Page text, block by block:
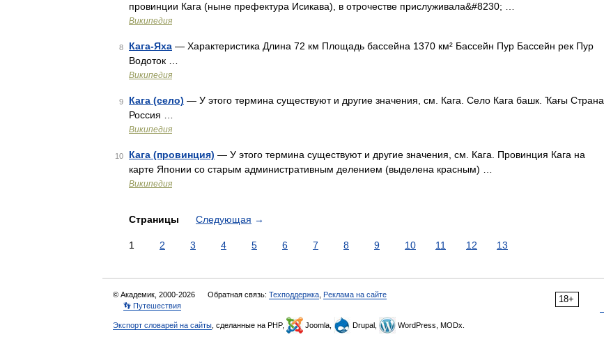
провинции Кага (ныне префектура Исикава), в отрочестве прислуживала&#8230; …
Википедия
8 Кага-Яха — Характеристика Длина 72 км Площадь бассейна 1370 км² Бассейн Пур Бассейн рек Пур
Водоток …
Википедия
9 Кага (село) — У этого термина существуют и другие значения, см. Кага. Село Кага башк. Ҡағы Страна
Россия …
Википедия
10 Кага (провинция) — У этого термина существуют и другие значения, см. Кага. Провинция Кага на
карте Японии со старым административным делением (выделена красным) …
Википедия
Страницы Следующая →
1 2 3 4 5 6 7 8 9 10 11 12 13
18+
© Академик, 2000-2026 Обратная связь: Техподдержка Реклама на сайте
👣 Путешествия
Экспорт словарей на сайты , сделанные на PHP, Joomla, Drupal, WordPress, MODx.